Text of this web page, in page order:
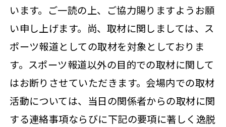
います。ご一読の上、ご協力賜りますようお願
い申し上げます。尚、取材に関しましては、ス
ポーツ報道としての取材を対象としておりま
す。スポーツ報道以外の目的での取材に関して
はお断りさせていただきます。会場内での取材
活動については、当日の関係者からの取材に関
する連絡事項ならびに下記の要項に著しく逸脱